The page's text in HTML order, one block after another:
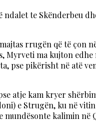
te Skënderbeu
rrugën që të çon
Myrveti ma kujton
pse pikërisht në atë
atje kam kryer
e Strugën, ku në vitin
mundësonte kalimin në